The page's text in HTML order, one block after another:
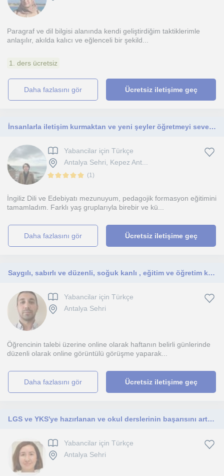
Paragraf ve dil bilgisi alanında kendi geliştirdiğim taktiklerimle
anlaşılır, akılda kalıcı ve eğlenceli bir şekild...
1. ders ücretsiz
daha fazlasını gör Ücretsiz iletişime geç
İnsanlarla iletişim kurmaktan ve yeni şeyler öğretmeyi severim
Yabancilar için Türkçe
Antalya Sehri, Kepez Ant...
(1)
İngiliz Dili ve Edebiyatı mezunuyum, pedagojik formasyon eğitimini
tamamladım. Farklı yaş gruplarıyla birebir ve kü...
daha fazlasını gör Ücretsiz iletişime geç
Saygılı, sabırlı ve düzenli, soğuk kanlı , eğitim ve öğretim konusunda deneyimli
Yabancilar için Türkçe
Antalya Sehri
Öğrencinin talebi üzerine online olarak haftanın belirli günlerinde
düzenli olarak online görüntülü görüşme yaparak...
daha fazlasını gör Ücretsiz iletişime geç
LGS ve YKS'ye hazırlanan ve okul derslerinin başarısını artırmak isteyen öğrenciler için buradayım.
Yabancilar için Türkçe
Antalya Sehri